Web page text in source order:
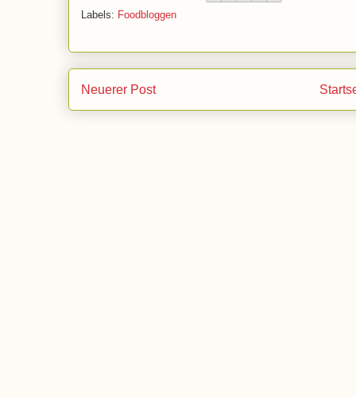
Labels: Foodbloggen
Neuerer Post